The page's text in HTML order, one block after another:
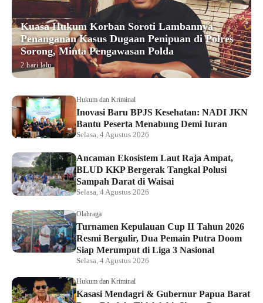
Kuasa Hukum Korban Soroti Lambannya
Penanganan Kasus Dugaan Penipuan di Polres
Sorong, Minta Pengawasan Polda
2 hari lalu
Hukum dan Kriminal
Inovasi Baru BPJS Kesehatan: NADI JKN
Bantu Peserta Menabung Demi Iuran
Selasa, 4 Agustus 2026
Ancaman Ekosistem Laut Raja Ampat,
BLUD KKP Bergerak Tangkal Polusi
Sampah Darat di Waisai
Selasa, 4 Agustus 2026
Olahraga
Turnamen Kepulauan Cup II Tahun 2026
Resmi Bergulir, Dua Pemain Putra Doom
Siap Merumput di Liga 3 Nasional
Selasa, 4 Agustus 2026
Hukum dan Kriminal
Kasasi Mendagri & Gubernur Papua Barat